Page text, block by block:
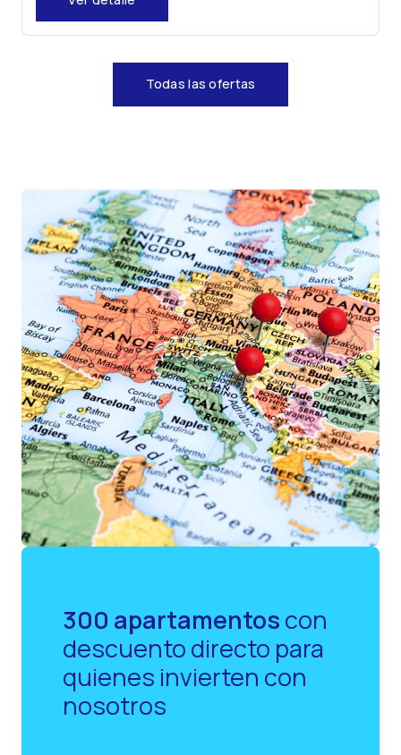
Todas las ofertas
300 apartamentoscon
descuento directo para
quienes invierten con
nosotros